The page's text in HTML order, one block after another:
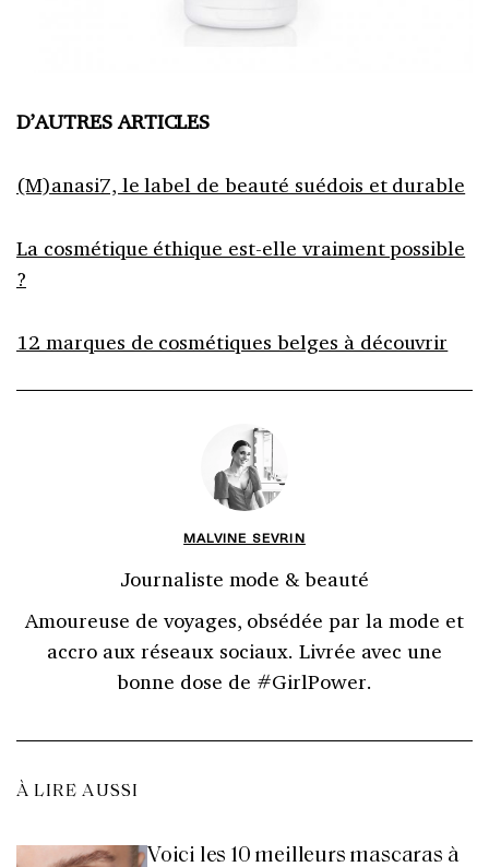
D’AUTRES ARTICLES
(M)anasi7, le label de beauté suédois et durable
La cosmétique éthique est-elle vraiment possible
?
12 marques de cosmétiques belges à découvrir
MALVINE SEVRIN
Journaliste mode & beauté
Amoureuse de voyages, obsédée par la mode et
accro aux réseaux sociaux. Livrée avec une
bonne dose de #GirlPower.
À LIRE AUSSI
Voici les 10 meilleurs mascaras à